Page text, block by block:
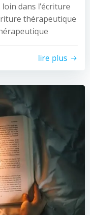
dans l’écriture
thérapeutique
lire plus